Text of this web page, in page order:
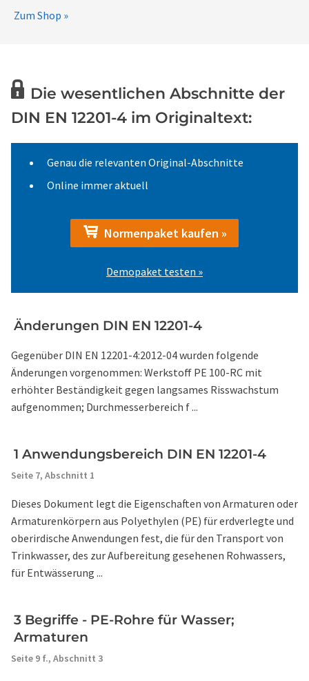
Zum Shop »
Die wesentlichen Abschnitte der
DIN EN 12201-4 im Originaltext:
Genau die relevanten Original-Abschnitte
Online immer aktuell
Normenpaket kaufen »
Demopaket testen »
Änderungen DIN EN 12201-4
Gegenüber DIN EN 12201-4:2012-04 wurden folgende
Änderungen vorgenommen: Werkstoff PE 100-RC mit
erhöhter Beständigkeit gegen langsames Risswachstum
aufgenommen; Durchmesserbereich f ...
1 Anwendungsbereich DIN EN 12201-4
Seite 7, Abschnitt 1
Dieses Dokument legt die Eigenschaften von Armaturen oder
Armaturenkörpern aus Polyethylen (PE) für erdverlegte und
oberirdische Anwendungen fest, die für den Transport von
Trinkwasser, des zur Aufbereitung gesehenen Rohwassers,
für Entwässerung ...
3 Begriffe - PE-Rohre für Wasser;
Armaturen
Seite 9 f., Abschnitt 3